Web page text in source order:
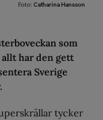
Foto: Catharina Hansson
som
har den gett
Sverige
tycker